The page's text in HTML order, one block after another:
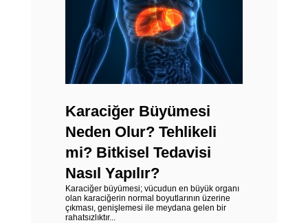
Karaciğer Büyümesi
Neden Olur? Tehlikeli
mi? Bitkisel Tedavisi
Nasıl Yapılır?
Karaciğer büyümesi; vücudun en büyük organı
olan karaciğerin normal boyutlarının üzerine
çıkması, genişlemesi ile meydana gelen bir
rahatsızlıktır...